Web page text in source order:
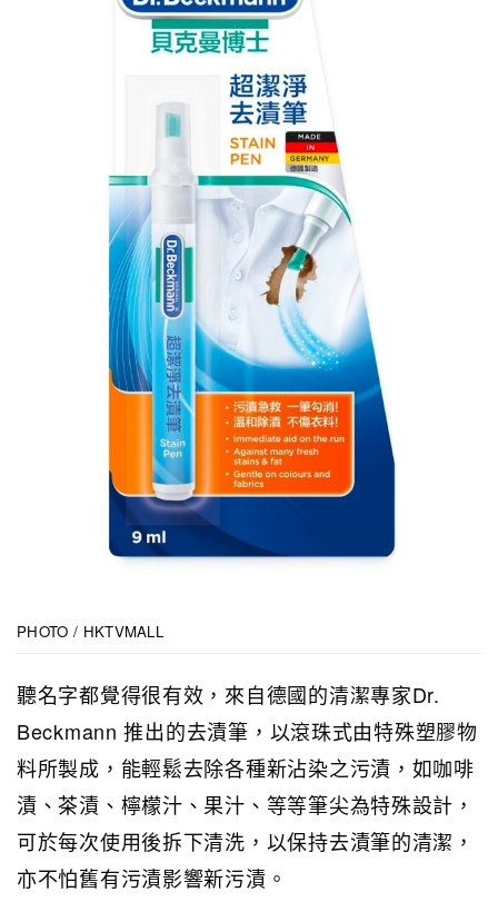
PHOTO / HKTVMALL
聽名字都覺得很有效， 來自德國的清潔專家Dr.
Beckmann 推出的去漬筆，以滾珠式由特殊塑膠物
料所製成，能輕鬆去除各種新沾染之污漬，如咖啡
漬、茶漬、檸檬汁、果汁、等等筆尖為特殊設計，
可於每次使用後拆下清洗，以保持去漬筆的清潔，
亦不怕舊有污漬影響新污漬。